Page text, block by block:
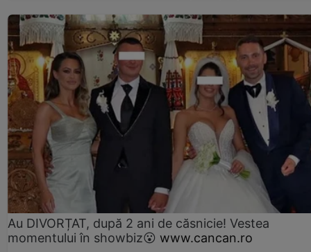
Au DIVORȚAT, după 2 ani de căsnicie! Vestea
momentului în showbiz😮 www.cancan.ro